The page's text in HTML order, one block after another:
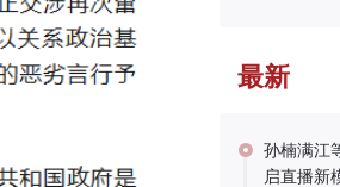
最新
孙楠满江
启直播新